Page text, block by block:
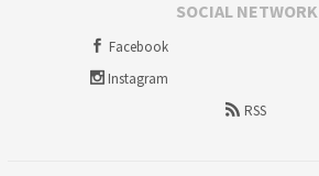
SOCIAL NETWORK
Facebook
Instagram
RSS